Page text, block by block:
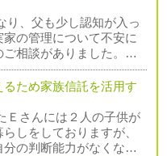
り、父も少し認知が入っ
の管理について不安に
ご相談がありました。…
ため家族信託を活用す
Ｅさんには２人の子供が
しをしておりますが、
分の判断能力がなくな…